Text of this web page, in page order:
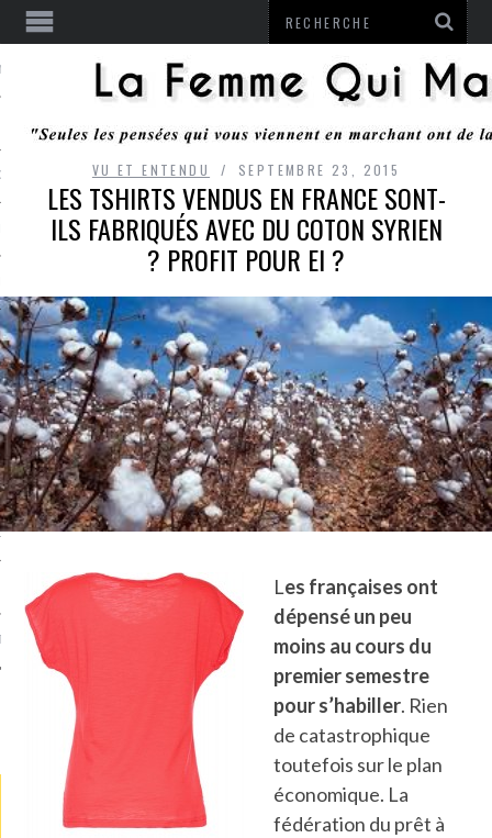
RESTER
MONROZIER
ARCACHON
LA PHOTO
VU ET ENTENDU SEPTEMBRE 23, 2015
LES TSHIRTS VENDUS EN FRANCE SONT-
ILS FABRIQUÉS AVEC DU COTON SYRIEN
? PROFIT POUR EI ?
Les françaises ont
dépensé un peu
moins au cours du
premier semestre
pour s’habiller. Rien
de catastrophique
toutefois sur le plan
économique. La
fédération du prêt à